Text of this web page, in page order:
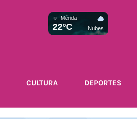
Mérida
22°C Nubes
CULTURA DEPORTES